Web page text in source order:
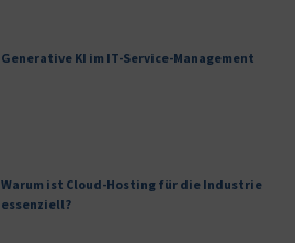
Generative KI im IT-Service-Management
Warum ist Cloud-Hosting für die Industrie
essenziell?